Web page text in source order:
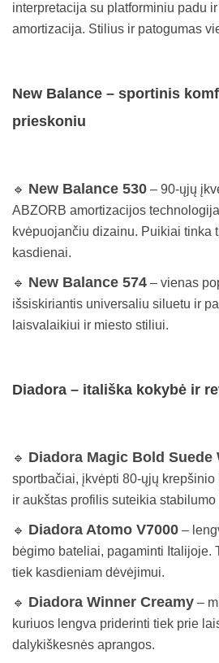
interpretacija su platforminiu padu
amortizacija. Stilius ir patogumas
New Balance – sportinis
prieskoniu
🔹 New Balance 530 – 90-ųjų
ABZORB amortizacijos
kvėpuojančiu dizainu. Puikiai tinka
kasdienai.
🔹 New Balance 574 – vienas
išsiskiriantis universaliu siluetu ir
laisvalaikiui ir miesto stiliui.
Diadora – itališka kokybė ir
🔹 Diadora Magic Bold Suede
sportbačiai, įkvėpti 80-ųjų
ir aukštas profilis suteikia
🔹 Diadora Atomo V7000 –
bėgimo bateliai, pagaminti Italijoje.
tiek kasdieniam dėvėjimui.
🔹 Diadora Winner Creamy –
kuriuos lengva priderinti tiek prie
dalykiškesnės aprangos.